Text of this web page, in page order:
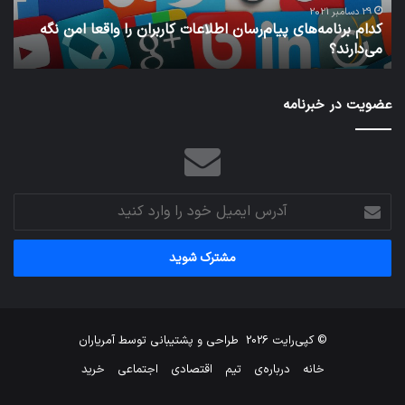
امن
نگه
می‌دارند؟
29 دسامبر 2021
کدام برنامه‌های پیام‌رسان اطلاعات کاربران را واقعا امن نگه
می‌دارند؟
عضویت در خبرنامه
آدرس
ایمیل
خود
وارد
© کپی‌رایت 2026 طراحی و پشتیبانی توسطآمریاران
خانه
درباره‌ی تیم اقتصادی اجتماعی خرید